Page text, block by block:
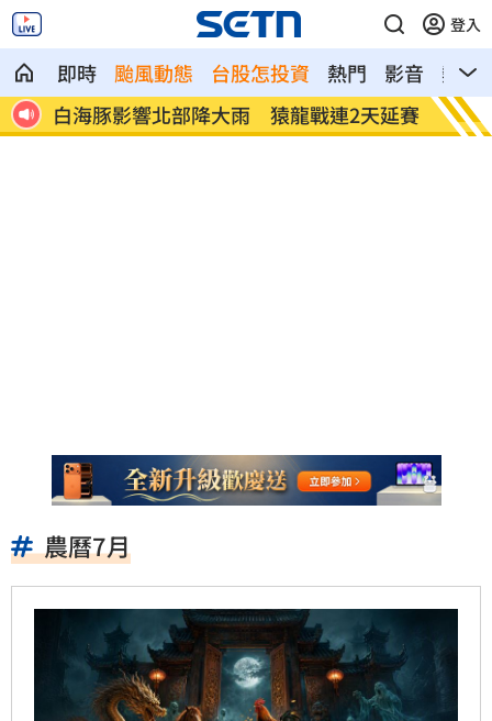
登入
即時 颱風動態 台股怎投資 熱門 影音
熱搜
賽 出國別亂連免費Wi-Fi 做錯信用卡恐遭盜
8月
億
農曆7月